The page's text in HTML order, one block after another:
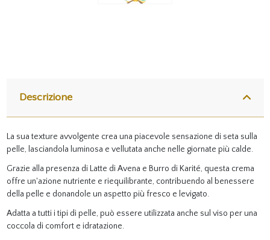
Descrizione
La sua texture avvolgente crea una piacevole sensazione di seta sulla
pelle, lasciandola luminosa e vellutata anche nelle giornate più calde.
Grazie alla presenza di Latte di Avena e Burro di Karité, questa crema
offre un'azione nutriente e riequilibrante, contribuendo al benessere
della pelle e donandole un aspetto più fresco e levigato.
Adatta a tutti i tipi di pelle, può essere utilizzata anche sul viso per una
coccola di comfort e idratazione.